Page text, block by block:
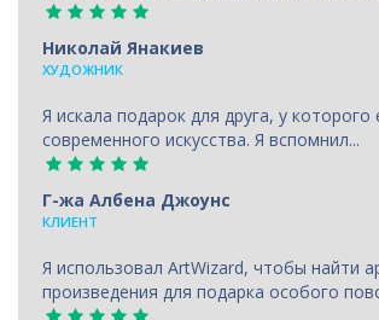
Николай Янакиев
ХУДОЖНИК
Я искала подарок для друга, у которого
современного искусства. Я вспомнил...
Г-жа Албена Джоунс
КЛИЕНТ
Я использовал ArtWizard, чтобы найти
произведения для подарка особого